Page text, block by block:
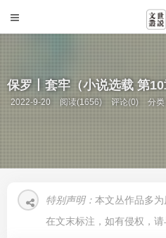
保罗丨套牢（小说选载 第
2022-9-20 阅读(1656) 评论(0) 分
特别声明： 本文丛作品多
在文末标注，如有侵权，请